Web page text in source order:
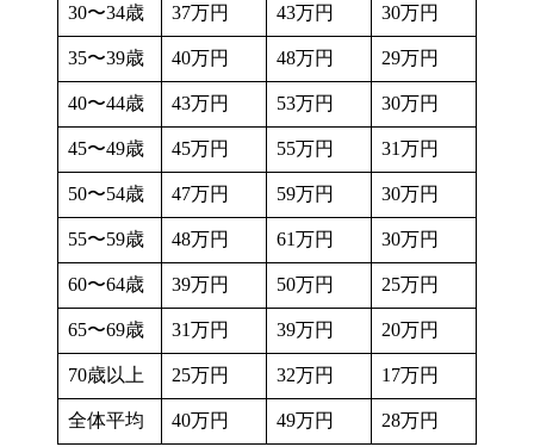
30〜34歳 37万円 43万円 30万円
35〜39歳 40万円 48万円 29万円
40〜44歳 43万円 53万円 30万円
45〜49歳 45万円 55万円 31万円
50〜54歳 47万円 59万円 30万円
55〜59歳 48万円 61万円 30万円
60〜64歳 39万円 50万円 25万円
65〜69歳 31万円 39万円 20万円
70歳以上 25万円 32万円 17万円
全体平均 40万円 49万円 28万円